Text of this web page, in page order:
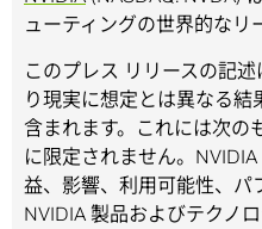
ューティングの世界的なリ
このプレス リリースの記
り現実に想定とは異なる
含まれます。これには次の
に限定されません。
益、影響、利用可能性、パ
NVIDIA 製品およびテクノ